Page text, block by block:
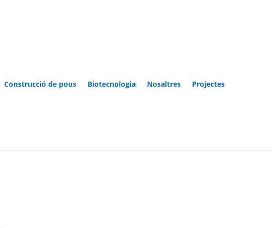
Construcció de pous Biotecnologia Nosaltres Projectes